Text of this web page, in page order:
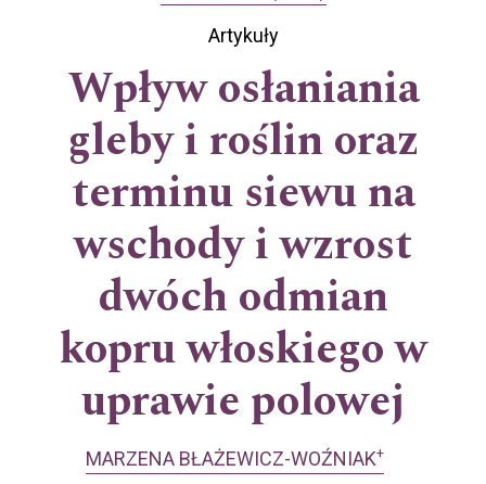
Artykuły
Wpływ osłaniania
gleby i roślin oraz
terminu siewu na
wschody i wzrost
dwóch odmian
kopru włoskiego w
uprawie polowej
MARZENA BŁAŻEWICZ-WOŹNIAK+